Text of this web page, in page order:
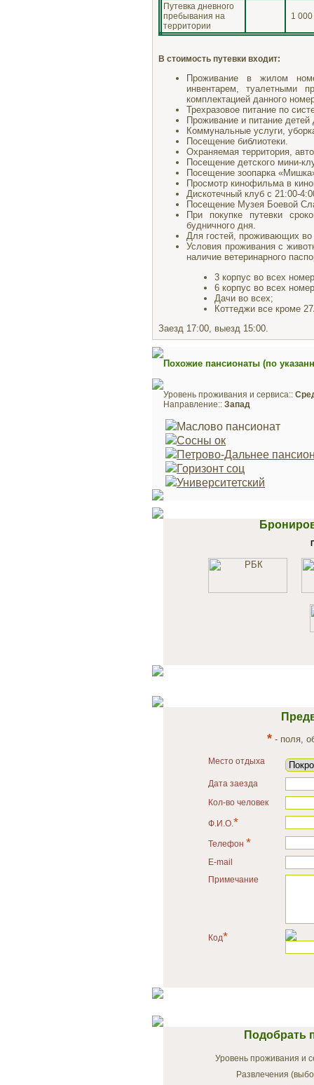
Путевка дневного
пребывания на
территории
1 000
В стоимость путевки входит:
Проживание в жилом
инвентарем, туалетными
комплектацией данного
Трехразовое питание по
Проживание и питание
Коммунальные услуги,
Посещение библиотеки.
Охраняемая территория,
Посещение детского мини-
Посещение зоопарка
Просмотр кинофильма в
Дискотечный клуб с 21:00-
Посещение Музея Боевой
При покупке путевки
будничного дня.
Для гостей, проживающих во
Условия проживания с
наличие ветеринарного
3 корпус во всех
6 корпус во всех
Дачи во всех;
Коттеджи все кроме
Заезд 17:00, выезд 15:00.
Похожие пансионаты (по
Уровень проживания и сервиса::
Направление:: Запад
Маслово пансионат
Сосны ок
Петрово-Дальнее
Горизонт соц
Университетский
* - поля,
Место отдыха
Дата заезда
Кол-во человек
Ф.И.О.*
Телефон *
E-mail
Примечание
Код*
Подобрать
Уровень проживания и
Развлечения